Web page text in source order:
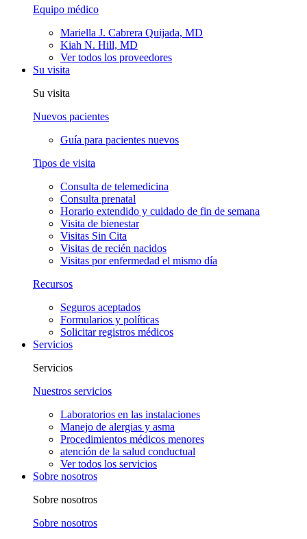
Equipo médico
Mariella J. Cabrera Quijada, MD
Kiah N. Hill, MD
Ver todos los proveedores
Su visita
Su visita
Nuevos pacientes
Guía para pacientes nuevos
Tipos de visita
Consulta de telemedicina
Consulta prenatal
Horario extendido y cuidado de fin de semana
Visita de bienestar
Visitas Sin Cita
Visitas de recién nacidos
Visitas por enfermedad el mismo día
Recursos
Seguros aceptados
Formularios y políticas
Solicitar registros médicos
Servicios
Servicios
Nuestros servicios
Laboratorios en las instalaciones
Manejo de alergias y asma
Procedimientos médicos menores
atención de la salud conductual
Ver todos los servicios
Sobre nosotros
Sobre nosotros
Sobre nosotros